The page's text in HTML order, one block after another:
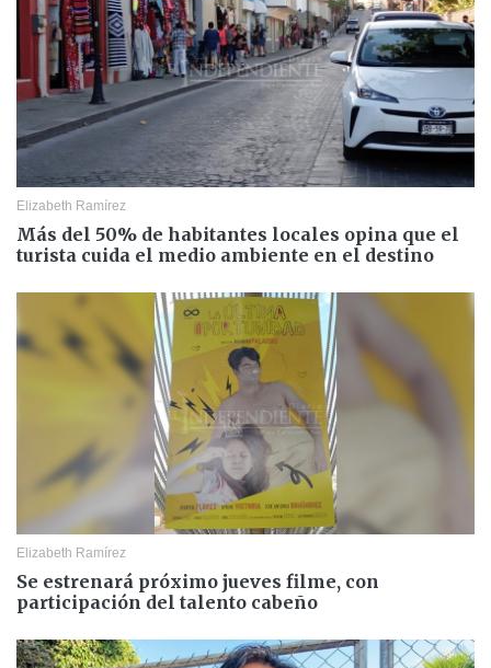
Elizabeth Ramírez
Más del 50% de habitantes locales opina que el
turista cuida el medio ambiente en el destino
Elizabeth Ramírez
Se estrenará próximo jueves filme, con
participación del talento cabeño